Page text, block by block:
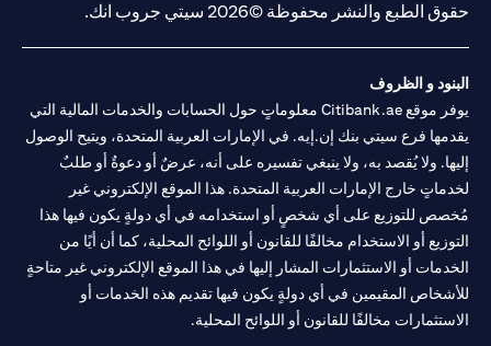
حقوق الطبع والنشر محفوظة ©2026 سيتي جروب انك.
البنود و الظروف
يوفر موقع Citibank.ae معلوماتٍ حول الحسابات والخدمات المالية التي
يقدمها فرع سيتي بنك إن.إيه. في الإمارات العربية المتحدة، ويتيح الوصول
إليها. ولا يُقصد به، ولا ينبغي تفسيره على أنه، عرضٌ أو دعوةٌ أو طلبٌ
لخدماتٍ خارج الإمارات العربية المتحدة. هذا الموقع الإلكتروني غير
مُخصص للتوزيع على أي شخصٍ أو استخدامه في أي دولةٍ يكون فيها هذا
التوزيع أو الاستخدام مخالفًا للقانون أو اللوائح المحلية، كما أن أيًا من
الخدمات أو الاستثمارات المشار إليها في هذا الموقع الإلكتروني غير متاحةٍ
للأشخاص المقيمين في أي دولةٍ يكون فيها تقديم هذه الخدمات أو
الاستثمارات مخالفًا للقانون أو اللوائح المحلية.